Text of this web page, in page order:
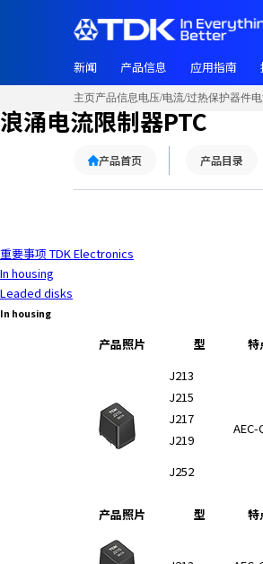
o
m
e
n
O
n
新闻 产品信息 应用指南
主页产品信息电压/电流/过热保护器件
浪涌电流限制器PTC
产品首页 产品目录
重要事项 TDK Electronics
In housing
Leaded disks
In housing
产品照片 型 特
J213
AEC-
J215
J217
J219
J252
产品照片
型 特